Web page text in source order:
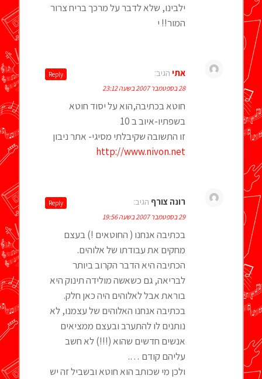
ילבינו, שלא לדבר על מרכך בריח צרור
המור!! י
אתי הגיב:
28 בספטמבר 2007 בשעה 23:12
חוטא בכתיבה,הוא על יסוד חוטא
בשפתיו-איוב ב 10
זו התשובה שקיבלתי מסיגי- אתר ניבון
http://www.nivon.net
Reply
רונה צורף הגיב:
29 בספטמבר 2007 בשעה 19:56
בכתיבה אנחנו ( החוטאים !) בעצם
מחקים את עבודתו של אלוהים.
הכתיבה היא הדבר הקרוב ביותר
לבריאה, גם כשאשה מולידה תינוק היא
בוראת אבל לאלוהים היה כאן חלק.
בכתיבה אנחנו האלוהים של עצמנו, לא
נותנים לו להתערב ובעצם ממציאים
אנשים חדשים שהוא (!!!) לא חשב
עליהם קודם ….
ולכן מי שכותב הוא חוטא ובשביל זה יש
Reply